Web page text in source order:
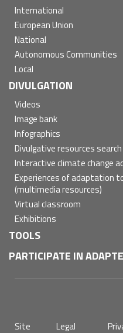
International
European Union
National
Autonomous Communities
Local
DIVULGATION
Videos
Image bank
Infographics
Divulgative resources
Interactive climate change
Experiences of adaptation
(multimedia resources)
Virtual classroom
Exhibitions
TOOLS
PARTICIPATE IN
Site Legal